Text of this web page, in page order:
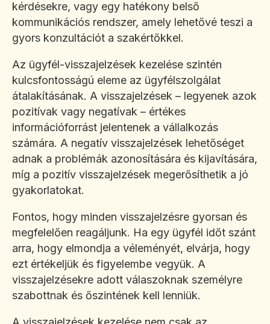
kérdésekre, vagy egy hatékony belső
kommunikációs rendszer, amely lehetővé teszi a
gyors konzultációt a szakértőkkel.
Az ügyfél-visszajelzések kezelése szintén
kulcsfontosságú eleme az ügyfélszolgálat
átalakításának. A visszajelzések – legyenek azok
pozitívak vagy negatívak – értékes
információforrást jelentenek a vállalkozás
számára. A negatív visszajelzések lehetőséget
adnak a problémák azonosítására és kijavítására,
míg a pozitív visszajelzések megerősíthetik a jó
gyakorlatokat.
Fontos, hogy minden visszajelzésre gyorsan és
megfelelően reagáljunk. Ha egy ügyfél időt szánt
arra, hogy elmondja a véleményét, elvárja, hogy
ezt értékeljük és figyelembe vegyük. A
visszajelzésekre adott válaszoknak személyre
szabottnak és őszintének kell lenniük.